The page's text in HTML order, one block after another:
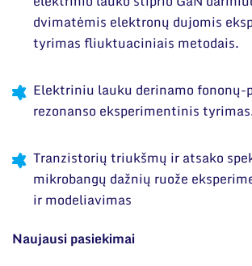
dvimatėmis elektronų dujomis
tyrimas fliuktuaciniais metodais.
Elektriniu lauku derinamo fononų-
rezonanso eksperimentinis
Tranzistorių triukšmų ir atsako
mikrobangų dažnių ruože
ir modeliavimas
Naujausi pasiekimai